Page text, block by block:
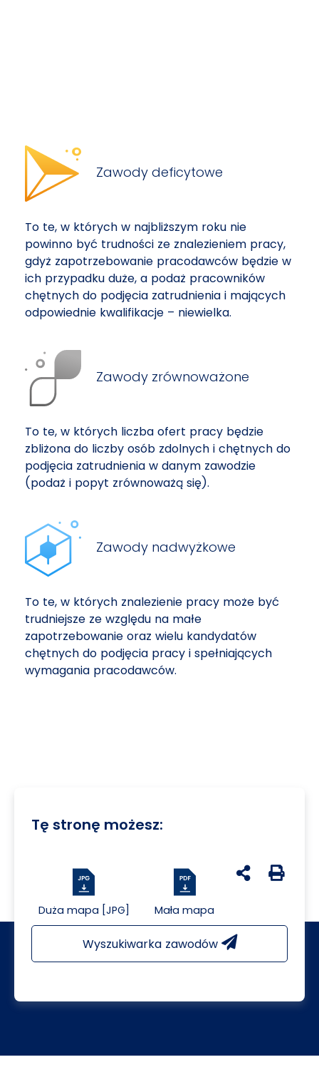
Zawody deficytowe
To te, w których w najbliższym roku nie
powinno być trudności ze znalezieniem pracy,
gdyż zapotrzebowanie pracodawców będzie w
ich przypadku duże, a podaż pracowników
chętnych do podjęcia zatrudnienia i mających
odpowiednie kwalifikacje – niewielka.
Zawody zrównoważone
To te, w których liczba ofert pracy będzie
zbliżona do liczby osób zdolnych i chętnych do
podjęcia zatrudnienia w danym zawodzie
(podaż i popyt zrównoważą się).
Zawody nadwyżkowe
To te, w których znalezienie pracy może być
trudniejsze ze względu na małe
zapotrzebowanie oraz wielu kandydatów
chętnych do podjęcia pracy i spełniających
wymagania pracodawców.
Tę stronę możesz:
Duża mapa [JPG] Mała mapa
udostępnij na
Generuj
Wyszukiwarka zawodów